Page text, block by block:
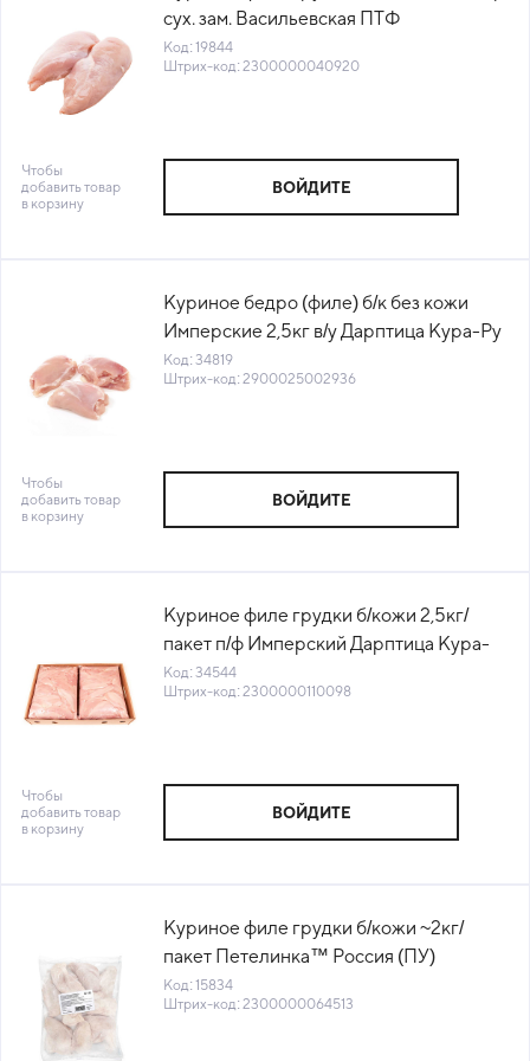
сух. зам. Васильевская ПТФ
Россия(1011348712) (КОР) (КОД 19844)
(-18°С)
Код: 19844
Штрих-код: 2300000040920
Чтобы
добавить товар
в корзину
ВОЙДИТЕ
Куриное бедро (филе) б/к без кожи
Имперские 2,5кг в/у Дарптица Кура-Ру
Россия (КОД 34819) (-18°С)
Код: 34819
Штрих-код: 2900025002936
Чтобы
добавить товар
в корзину
ВОЙДИТЕ
Куриное филе грудки б/кожи 2,5кг/
пакет п/ф Имперский Дарптица Кура-
Ру Россия (КОД 34544) (-18°С)
Код: 34544
Штрих-код: 2300000110098
Чтобы
добавить товар
в корзину
ВОЙДИТЕ
Куриное филе грудки б/кожи ~2кг/
пакет Петелинка™ Россия (ПУ)
(1010265512) (КОД 15834) (-18°С)
Код: 15834
Штрих-код: 2300000064513